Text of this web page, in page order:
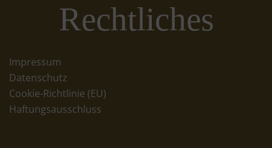
Rechtliches
Impressum
Datenschutz
Cookie-Richtlinie (EU)
Haftungsausschluss